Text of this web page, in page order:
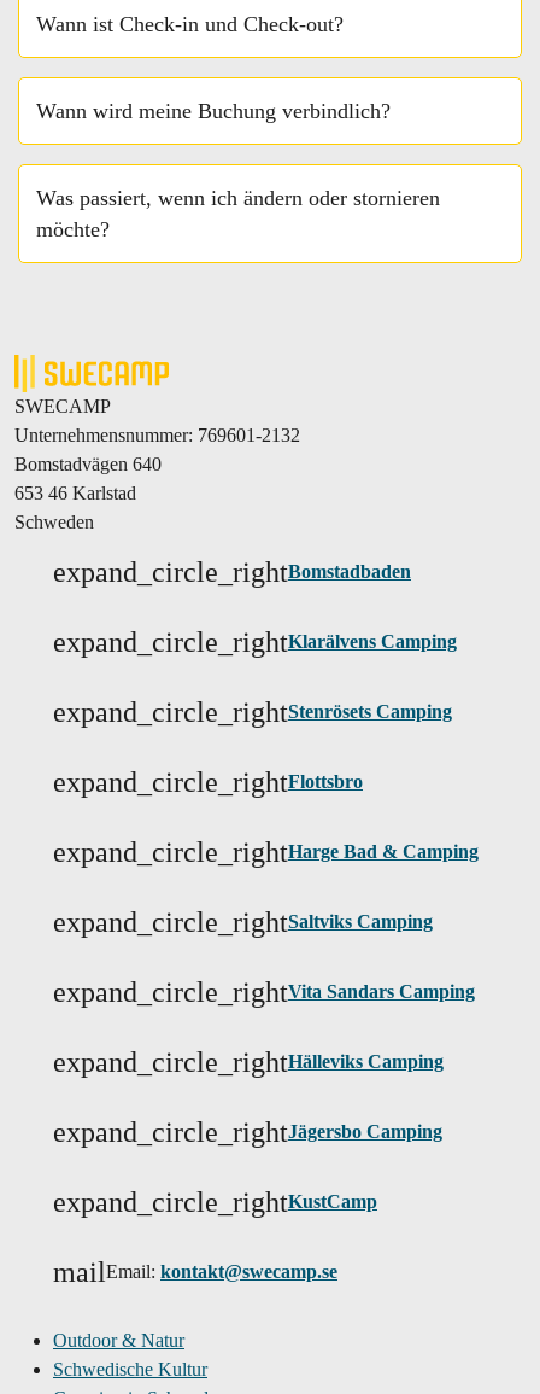
Wann ist Check-in und Check-out?
Wann wird meine Buchung verbindlich?
Was passiert, wenn ich ändern oder stornieren
möchte?
SWECAMP
Unternehmensnummer: 769601-2132
Bomstadvägen 640
653 46 Karlstad
Schweden
expand_circle_rightBomstadbaden
expand_circle_rightKlarälvens Camping
expand_circle_rightStenrösets Camping
expand_circle_rightFlottsbro
expand_circle_rightHarge Bad & Camping
expand_circle_rightSaltviks Camping
expand_circle_rightVita Sandars Camping
expand_circle_rightHälleviks Camping
expand_circle_rightJägersbo Camping
expand_circle_rightKustCamp
mailEmail: kontakt@swecamp.se
Outdoor & Natur
Schwedische Kultur